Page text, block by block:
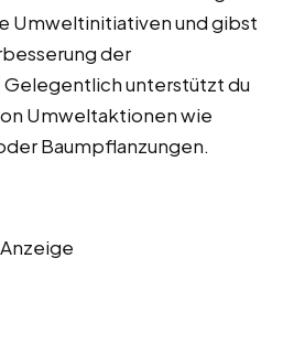
Umweltinitiativen und gibst
der
unterstützt du
Umweltaktionen wie
Baumpflanzungen.
Anzeige